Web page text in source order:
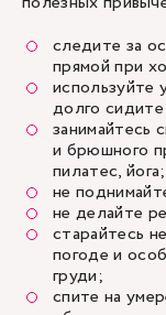
следите за
прямой при
используйте
долго
занимайтесь
и брюшного
пилатес, йога;
не
не делайте
старайтесь
погоде и
груди;
спите на